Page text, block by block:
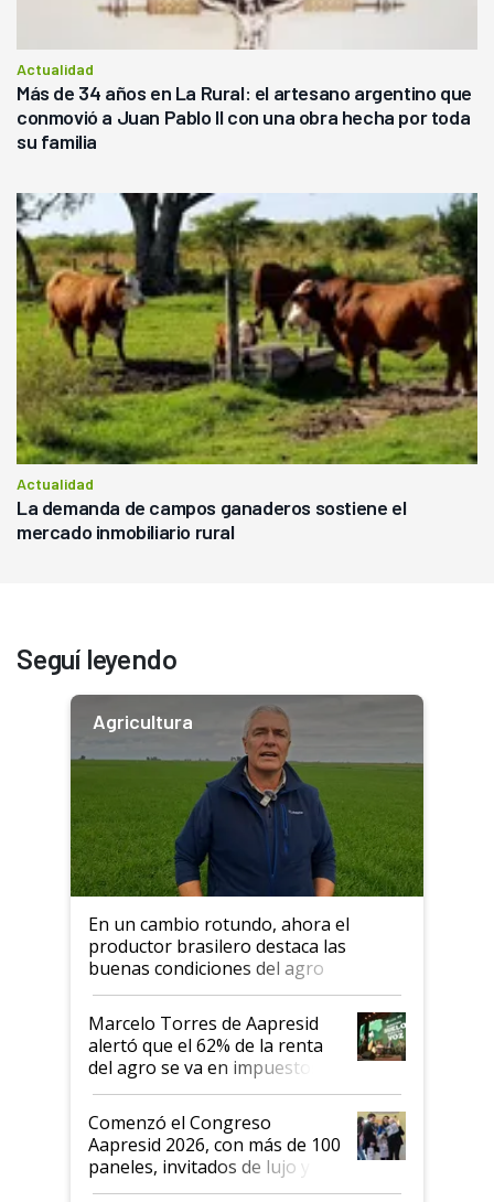
Actualidad
Más de 34 años en La Rural: el artesano argentino que
conmovió a Juan Pablo II con una obra hecha por toda
su familia
Actualidad
La demanda de campos ganaderos sostiene el
mercado inmobiliario rural
Seguí leyendo
Agricultura
En un cambio rotundo, ahora el
productor brasilero destaca las
buenas condiciones del agro
argentino para invertir: "Los veo
más motivados"
Marcelo Torres de Aapresid
alertó que el 62% de la renta
del agro se va en impuestos:
"No es bueno que en
Argentina se sigan discutiendo
las mismas cosas de hace 50
años"
Comenzó el Congreso
Aapresid 2026, con más de 100
paneles, invitados de lujo y
todas las tendencias